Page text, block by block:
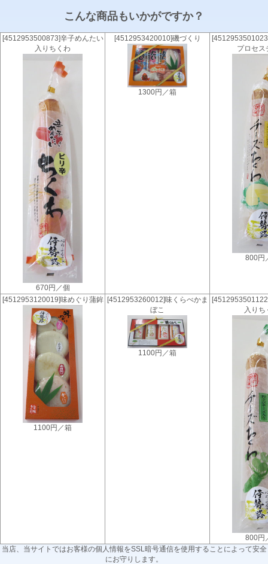
こんな商品もいかがですか？
[4512953500873]辛子めんたい
入りちくわ
670円／個
[4512953420010]磯づくり
1300円／箱
プロセス
800円
[4512953120019]味めぐり蒲鉾
1100円／箱
[4512953260012]味くらべかま
ぼこ
1100円／箱
入りち
800円
当店、当サイトではお客様の個人情報をSSL暗号通信を使用することによって安全
にお守りします。